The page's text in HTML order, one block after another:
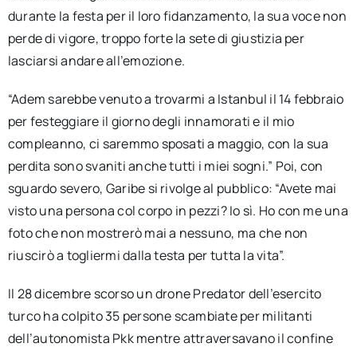
durante la festa per il loro fidanzamento, la sua voce non
perde di vigore, troppo forte la sete di giustizia per
lasciarsi andare all’emozione.
“Adem sarebbe venuto a trovarmi a Istanbul il 14 febbraio
per festeggiare il giorno degli innamorati e il mio
compleanno, ci saremmo sposati a maggio, con la sua
perdita sono svaniti anche tutti i miei sogni.” Poi, con
sguardo severo, Garibe si rivolge al pubblico: “Avete mai
visto una persona col corpo in pezzi? Io sì. Ho con me una
foto che non mostrerò mai a nessuno, ma che non
riuscirò a togliermi dalla testa per tutta la vita”.
Il 28 dicembre scorso un drone Predator dell’esercito
turco ha colpito 35 persone scambiate per militanti
dell’autonomista Pkk mentre attraversavano il confine